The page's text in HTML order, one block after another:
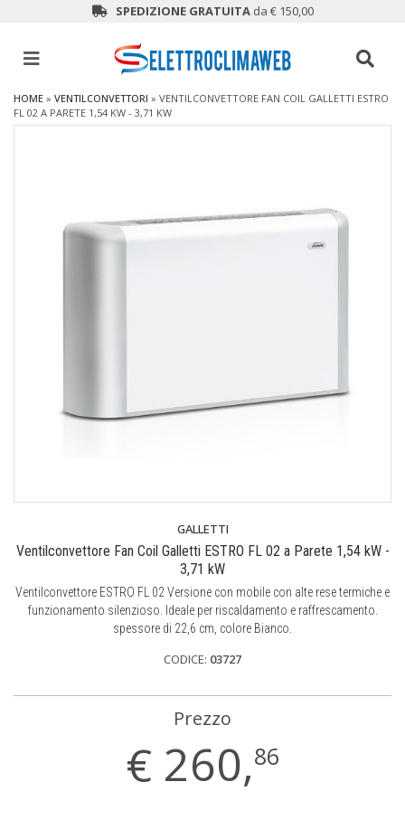
SPEDIZIONE GRATUITAda € 150,00
HOME » VENTILCONVETTORI » VENTILCONVETTORE FAN COIL GALLETTI ESTRO
FL 02 A PARETE 1,54 KW - 3,71 KW
GALLETTI
Ventilconvettore Fan Coil Galletti ESTRO FL 02 a Parete 1,54 kW -
3,71 kW
Ventilconvettore ESTRO FL 02 Versione con mobile con alte rese termiche e
funzionamento silenzioso. Ideale per riscaldamento e raffrescamento.
spessore di 22,6 cm, colore Bianco.
CODICE: 03727
Prezzo
€ 260,86